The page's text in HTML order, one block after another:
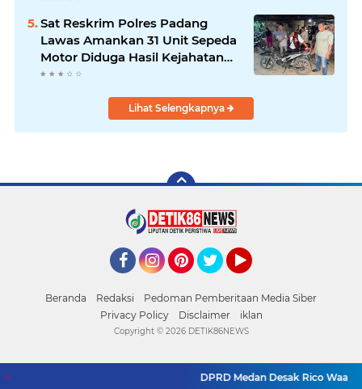
Sat Reskrim Polres Padang
Lawas Amankan 31 Unit Sepeda
Motor Diduga Hasil Kejahatan
dari Rumah Warga di Pasar
Lihat Selengkapnya
Beranda Redaksi
Pedoman Pemberitaan Media Siber
Privacy Policy
Disclaimer iklan
DPRD Medan Desak Rico Waas
Copyright © 2026 DETIK86NEWS